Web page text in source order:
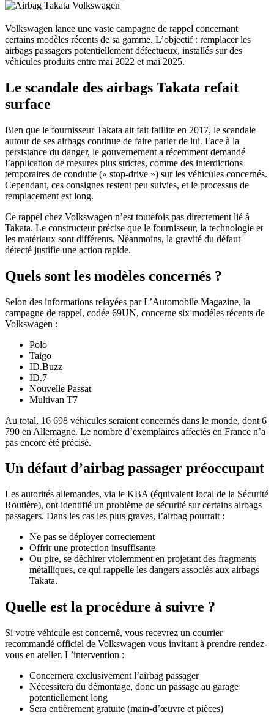
Volkswagen lance une vaste campagne de rappel concernant
certains modèles récents de sa gamme. L’objectif : remplacer les
airbags passagers potentiellement défectueux, installés sur des
véhicules produits entre mai 2022 et mai 2025.
Le scandale des airbags Takata refait
surface
Bien que le fournisseur Takata ait fait faillite en 2017, le scandale
autour de ses airbags continue de faire parler de lui. Face à la
persistance du danger, le gouvernement a récemment demandé
l’application de mesures plus strictes, comme des interdictions
temporaires de conduite (« stop-drive ») sur les véhicules concernés.
Cependant, ces consignes restent peu suivies, et le processus de
remplacement est long.
Ce rappel chez Volkswagen n’est toutefois pas directement lié à
Takata. Le constructeur précise que le fournisseur, la technologie et
les matériaux sont différents. Néanmoins, la gravité du défaut
détecté justifie une action rapide.
Quels sont les modèles concernés ?
Selon des informations relayées par L’Automobile Magazine, la
campagne de rappel, codée 69UN, concerne six modèles récents de
Volkswagen :
Polo
Taigo
ID.Buzz
ID.7
Nouvelle Passat
Multivan T7
Au total, 16 698 véhicules seraient concernés dans le monde, dont 6
790 en Allemagne. Le nombre d’exemplaires affectés en France n’a
pas encore été précisé.
Un défaut d’airbag passager préoccupant
Les autorités allemandes, via le KBA (équivalent local de la Sécurité
Routière), ont identifié un problème de sécurité sur certains airbags
passagers. Dans les cas les plus graves, l’airbag pourrait :
Ne pas se déployer correctement
Offrir une protection insuffisante
Ou pire, se déchirer violemment en projetant des fragments
métalliques, ce qui rappelle les dangers associés aux airbags
Takata.
Quelle est la procédure à suivre ?
Si votre véhicule est concerné, vous recevrez un courrier
recommandé officiel de Volkswagen vous invitant à prendre rendez-
vous en atelier. L’intervention :
Concernera exclusivement l’airbag passager
Nécessitera du démontage, donc un passage au garage
potentiellement long
Sera entièrement gratuite (main-d’œuvre et pièces)